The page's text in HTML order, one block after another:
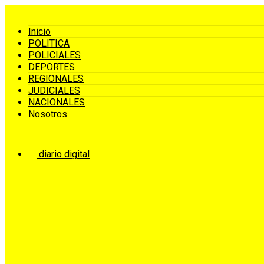
Inicio
POLITICA
POLICIALES
DEPORTES
REGIONALES
JUDICIALES
NACIONALES
Nosotros
diario digital